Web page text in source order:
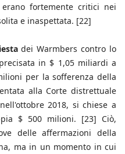
fortemente critici nei
e inaspettata. [22]
dei Warmbers contro lo
in $ 1,05 miliardi a
per la sofferenza della
alla Corte distrettuale
2018, si chiese a
$ 500 milioni. [23] Ciò,
delle affermazioni della
ma in un momento in cui